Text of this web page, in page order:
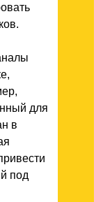
для
в
под